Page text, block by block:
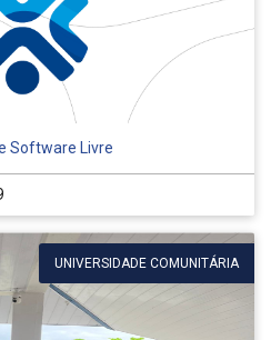
Software Livre
UNIVERSIDADE COMUNITÁRIA